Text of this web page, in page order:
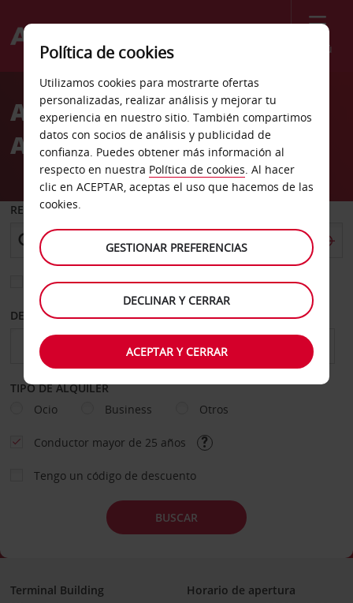
Menú
Welcome
AvisAlquiler de coches
Aeropuerto de Kerikeri
RECOGER EN
Elegir otra oficina de devolución
DESDE HASTA
TIPO DE ALQUILER
Ocio
Business Otros
Conductor mayor de 25 años
Tengo un código de descuento
BUSCAR
Terminal Building
Horario de apertura
Política de cookies
Utilizamos cookies para mostrarte ofertas
personalizadas, realizar análisis y mejorar tu
experiencia en nuestro sitio. También compartimos
datos con socios de análisis y publicidad de
confianza. Puedes obtener más información al
respecto en nuestra Política de cookies. Al hacer
clic en ACEPTAR, aceptas el uso que hacemos de las
cookies.
GESTIONAR PREFERENCIAS
DECLINAR Y CERRAR
ACEPTAR Y CERRAR